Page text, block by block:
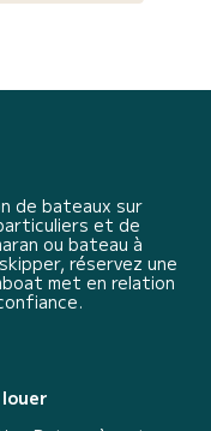
de bateaux sur
et de
ou bateau à
réservez une
met en relation